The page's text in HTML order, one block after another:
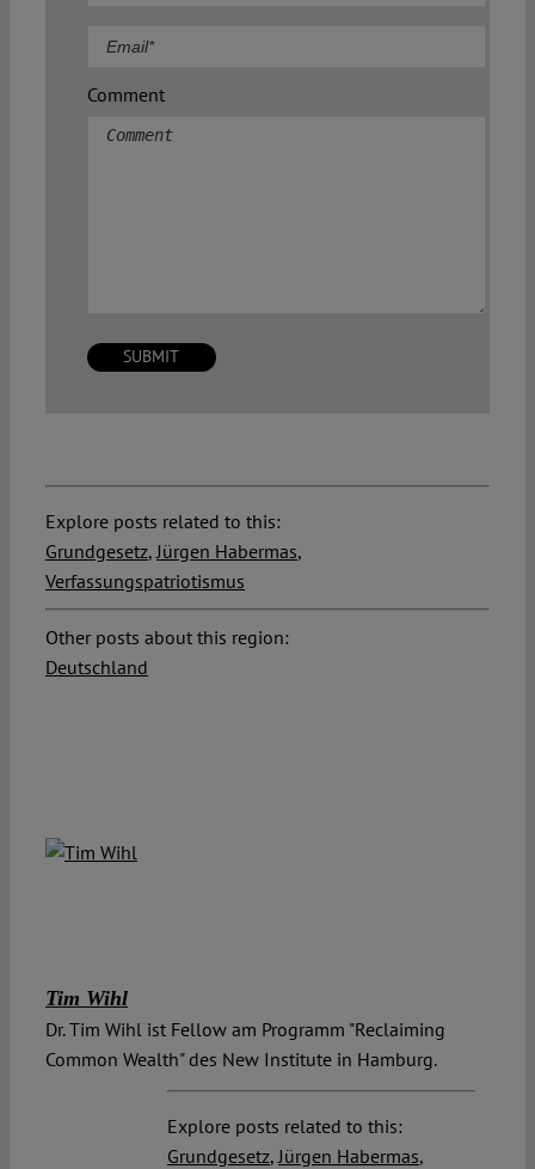
Comment
Explore posts related to this:
Grundgesetz, Jürgen Habermas,
Verfassungspatriotismus
Other posts about this region:
Deutschland
Tim Wihl
Dr. Tim Wihl ist Fellow am Programm "Reclaiming
Common Wealth" des New Institute in Hamburg.
Explore posts related to this:
Grundgesetz, Jürgen Habermas,